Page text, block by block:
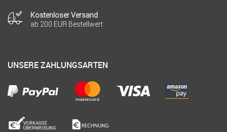
Kostenloser Versand
ab 200 EUR Bestellwert
UNSERE ZAHLUNGSARTEN